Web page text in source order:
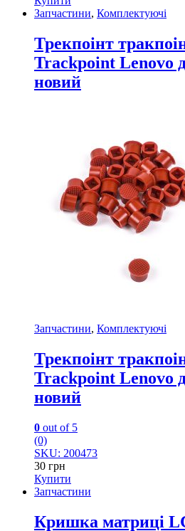
Запчастини, Комплектуючі
Трекпоінт
Trackpoint Lenovo
новий
Запчастини, Комплектуючі
Трекпоінт
Trackpoint Lenovo
новий
0 out of 5
(0)
SKU: 200473
30 грн
Купити
Запчастини
Кришка матриці